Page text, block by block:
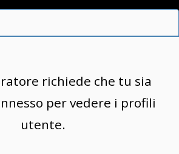
richiede che tu sia
per vedere i profili
utente.